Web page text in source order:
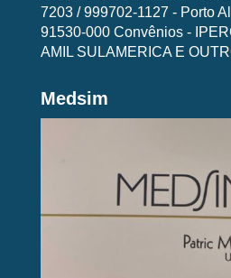
7203 / 999702-1127 - Porto
91530-000 Convênios -
AMIL SULAMERICA E
Medsim